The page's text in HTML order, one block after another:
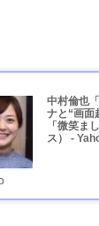
中村倫也
ナと“画面
「微笑ま
ス） -